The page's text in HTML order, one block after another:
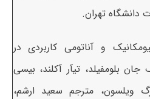
دانشگاه تهران.
و آناتومی کاربردی در
جان بلومفیلد، تیآر آکلند، بیسی
ویلسون، مترجم سعید ارشم،